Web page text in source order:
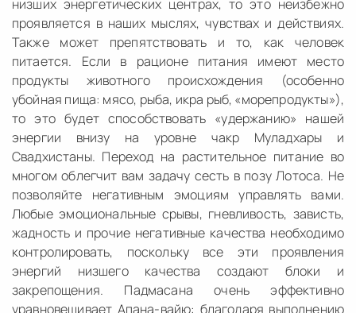
низших энергетических центрах, то это неизбежно
проявляется в наших мыслях, чувствах и действиях.
Также может препятствовать и то, как человек
питается. Если в рационе питания имеют место
продукты животного происхождения (особенно
убойная пища: мясо, рыба, икра рыб, «морепродукты»),
то это будет способствовать «удержанию» нашей
энергии внизу на уровне чакр Муладхары и
Свадхистаны. Переход на растительное питание во
многом облегчит вам задачу сесть в позу Лотоса. Не
позволяйте негативным эмоциям управлять вами.
Любые эмоциональные срывы, гневливость, зависть,
жадность и прочие негативные качества необходимо
контролировать, поскольку все эти проявления
энергий низшего качества создают блоки и
закрепощения. Падмасана очень эффективно
уравновешивает Апана-вайю: благодаря выполнению